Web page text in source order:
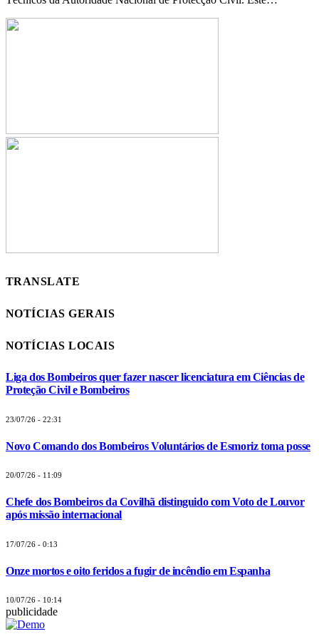
TRANSLATE
NOTÍCIAS GERAIS
NOTÍCIAS LOCAIS
Liga dos Bombeiros quer fazer nascer licenciatura em Ciências de
Proteção Civil e Bombeiros
23/07/26 - 22:31
Novo Comando dos Bombeiros Voluntários de Esmoriz toma posse
20/07/26 - 11:09
Chefe dos Bombeiros da Covilhã distinguido com Voto de Louvor
após missão internacional
17/07/26 - 0:13
Onze mortos e oito feridos a fugir de incêndio em Espanha
10/07/26 - 10:14
publicidade